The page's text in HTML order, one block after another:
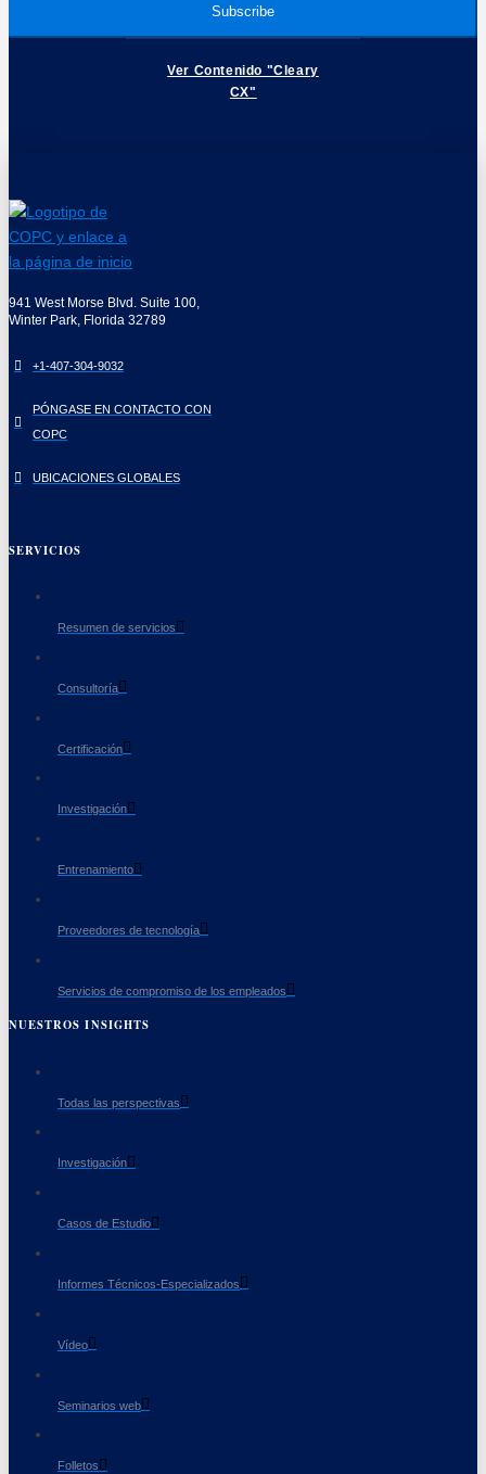
Ver Contenido "Cleary
CX"
941 West Morse Blvd. Suite 100,
Winter Park, Florida 32789
+1-407-304-9032
PÓNGASE EN CONTACTO CON
COPC
UBICACIONES GLOBALES
SERVICIOS
Resumen de servicios
Consultoría
Certificación
Investigación
Entrenamiento
Proveedores de tecnología
Servicios de compromiso de los empleados
NUESTROS INSIGHTS
Todas las perspectivas
Investigación
Casos de Estudio
Informes Técnicos-Especializados
Vídeo
Seminarios web
Folletos